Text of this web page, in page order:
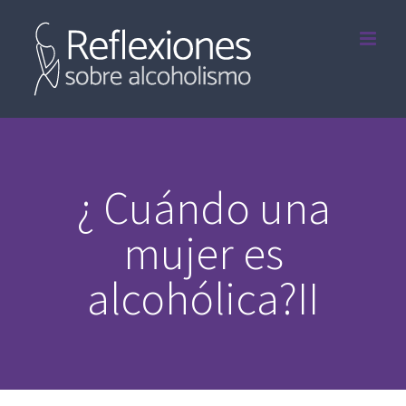
contenido
¿ Cuándo una
mujer es
alcohólica?II